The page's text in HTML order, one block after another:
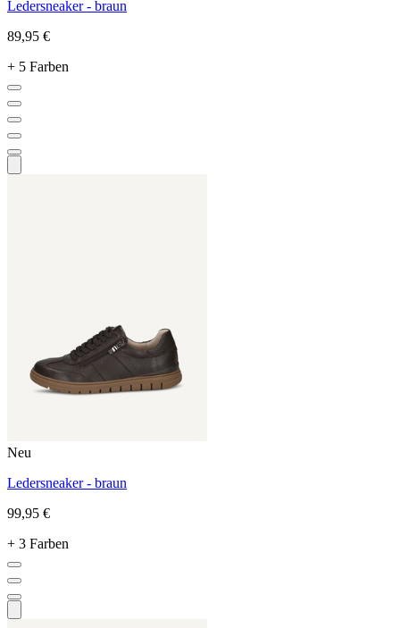
Ledersneaker - braun
89,95 €
+ 5 Farben
Neu
Ledersneaker - braun
99,95 €
+ 3 Farben